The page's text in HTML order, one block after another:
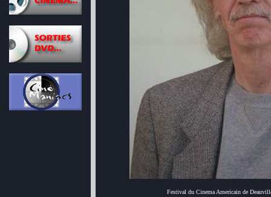
Festival du Cinema Americain de